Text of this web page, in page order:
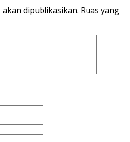
akan dipublikasikan. Ruas yang